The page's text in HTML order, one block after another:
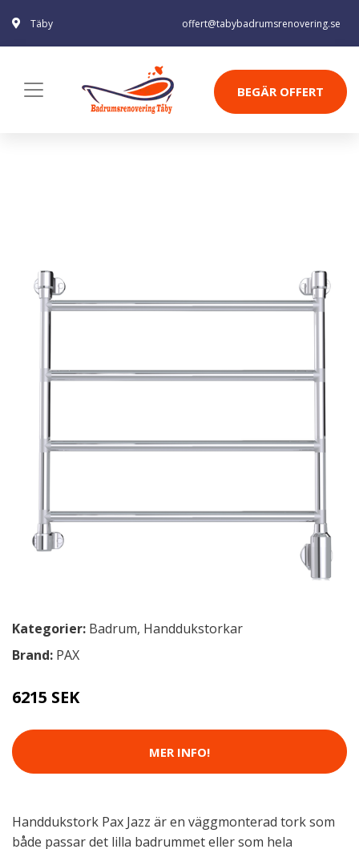
Täby offert@tabybadrumsrenovering.se
BEGÄR OFFERT
Kategorier: Badrum, Handdukstorkar
Brand: PAX
6215 SEK
MER INFO!
Handdukstork Pax Jazz är en väggmonterad tork som
både passar det lilla badrummet eller som hela